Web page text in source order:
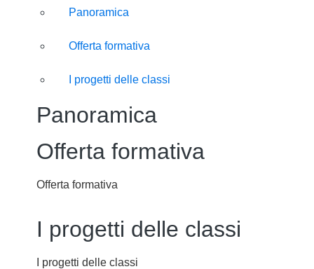
Panoramica
Offerta formativa
I progetti delle classi
Panoramica
Offerta formativa
Offerta formativa
I progetti delle classi
I progetti delle classi